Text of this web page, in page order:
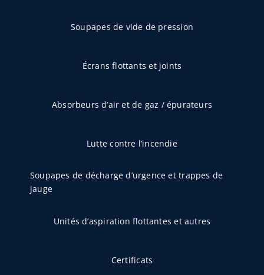
Soupapes de vide de pression
Écrans flottants et joints
Absorbeurs d’air et de gaz / épurateurs
Lutte contre l’incendie
Soupapes de décharge d’urgence et trappes de
jauge
Unités d’aspiration flottantes et autres
Certificats